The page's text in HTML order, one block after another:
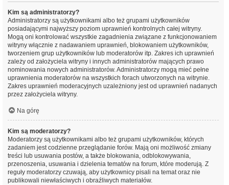
Kim są administratorzy?
Administratorzy są użytkownikami albo też grupami użytkowników
posiadającymi najwyższy poziom uprawnień kontrolnych całej witryny.
Mogą oni kontrolować wszystkie zagadnienia związane z funkcjonowaniem
witryny włącznie z nadawaniem uprawnień, blokowaniem użytkowników,
tworzeniem grup użytkowników lub moderatorów itp. Zakres ich uprawnień
zależy od założyciela witryny i innych administratorów mających prawo
nominowania nowych administratorów. Administratorzy mogą mieć pełne
uprawnienia moderatorów na wszystkich forach utworzonych na witrynie.
Zakres uprawnień moderacyjnych uzależniony jest od uprawnień nadanych
przez założyciela witryny.
Na górę
Kim są moderatorzy?
Moderatorzy są użytkownikami albo też grupami użytkowników, których
zadaniem jest codzienne przeglądanie forów. Mają oni możliwość zmiany
treści lub usuwania postów, a także blokowania, odblokowywania,
przenoszenia, usuwania i dzielenia tematów na forum, które moderują. Z
reguły moderatorzy czuwają, aby użytkownicy pisali na temat oraz nie
publikowali niewłaściwych i obraźliwych materiałów.